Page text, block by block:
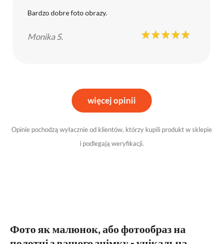
Bardzo dobre foto obrazy.
Monika S.
więcej opinii
Opinie pochodzą wyłacznie od klientów, którzy kupili produkt w sklepie
i podlegają weryfikacji.
Фото як малюнок, або фотообраз на